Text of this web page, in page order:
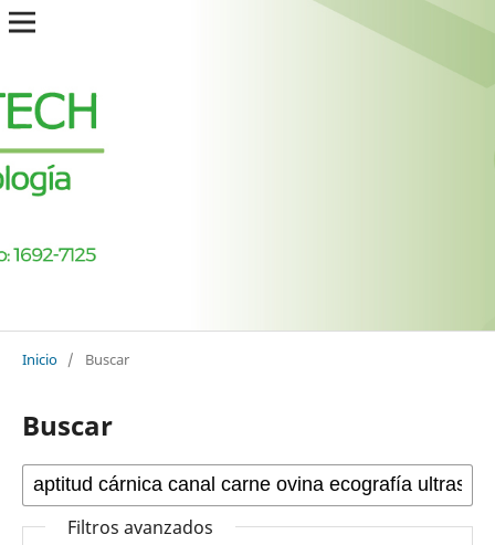
Inicio / Buscar
Buscar
Filtros avanzados